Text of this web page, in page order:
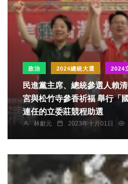
政治 2024總統大選 2024
民進黨主席、總統參選人賴清德 台中市北屯區
宮與松竹寺參香祈福 舉行「國政說明會」並為爭取
連任的立委莊競程助選
林獻元 2023年十月01日